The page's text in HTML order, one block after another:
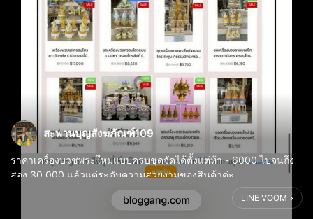
สะพานบุญสังฆภัณฑ์109
ราคาเครื่องบวชพระใหม่แบบครบชุดจัดได้ตั้งแต่ห้า - 6000 ไปจนถึง
สอง 30,000 แล้วแต่ระดับความสวยงามของสินค้าค่ะ
https://www.bloggang.com/m/mainblog.php?
LINE VOOM